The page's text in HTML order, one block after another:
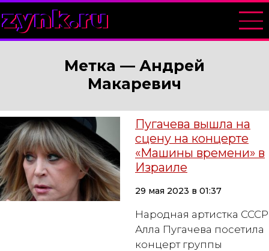
zynk.ru
Метка — Андрей
Макаревич
Пугачева вышла на
сцену на концерте
«Машины времени» в
Израиле
29 мая 2023 в 01:37
Народная артистка СССР
Алла Пугачева посетила
концерт группы